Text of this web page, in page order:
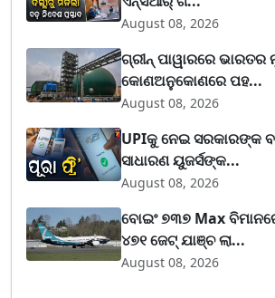
August 08, 2026
ଗ୍ରୀନ୍ ପାୱାରରେ
କୋଣଅନୁକୋଣରେ ପହ...
August 08, 2026
UPIକୁ ନେଇ ସରକାରଙ୍କ
ସାଧାରଣ ୟୁଜର୍ସଙ୍କ...
August 08, 2026
ବୋଇଂ ୭୩୭ Max
୪୭୧ ଜେଟ୍ ଯାଞ୍ଚ ଲା...
August 08, 2026